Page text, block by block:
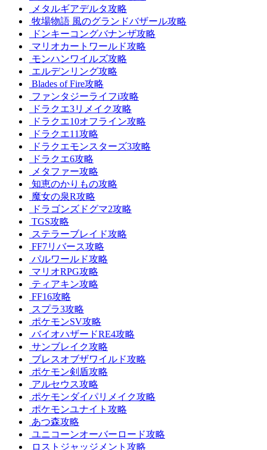
メタルギアデルタ攻略
牧場物語 風のグランドバザール攻略
ドンキーコングバナンザ攻略
マリオカートワールド攻略
モンハンワイルズ攻略
エルデンリング攻略
Blades of Fire攻略
ファンタジーライフi攻略
ドラクエ3リメイク攻略
ドラクエ10オフライン攻略
ドラクエ11攻略
ドラクエモンスターズ3攻略
ドラクエ6攻略
メタファー攻略
知恵のかりもの攻略
魔女の泉R攻略
ドラゴンズドグマ2攻略
TGS攻略
ステラーブレイド攻略
FF7リバース攻略
パルワールド攻略
マリオRPG攻略
ティアキン攻略
FF16攻略
スプラ3攻略
ポケモンSV攻略
バイオハザードRE4攻略
サンブレイク攻略
ブレスオブザワイルド攻略
ポケモン剣盾攻略
アルセウス攻略
ポケモンダイパリメイク攻略
ポケモンユナイト攻略
あつ森攻略
ユニコーンオーバーロード攻略
ロストジャッジメント攻略